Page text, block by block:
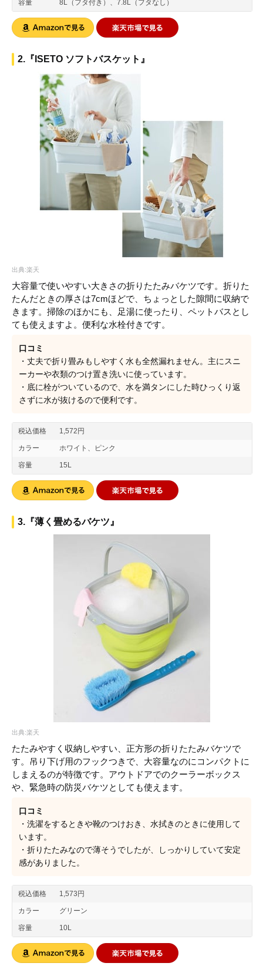
容量 8L（フタ付き）、7.8L（フタなし）
2.『ISETO ソフトバスケット』
出典:楽天
大容量で使いやすい大きさの折りたたみバケツです。折りた
たんだときの厚さは7cmほどで、ちょっとした隙間に収納で
きます。掃除のほかにも、足湯に使ったり、ペットバスとし
ても使えますよ。便利な水栓付きです。
口コミ
・丈夫で折り畳みもしやすく水も全然漏れません。主にスニ
ーカーや衣類のつけ置き洗いに使っています。
・底に栓がついているので、水を満タンにした時ひっくり返
さずに水が抜けるので便利です。
税込価格 1,572円
カラー ホワイト、ピンク
容量 15L
3.『薄く畳めるバケツ』
出典:楽天
たたみやすく収納しやすい、正方形の折りたたみバケツで
す。吊り下げ用のフックつきで、大容量なのにコンパクトに
しまえるのが特徴です。アウトドアでのクーラーボックス
や、緊急時の防災バケツとしても使えます。
口コミ
・洗濯をするときや靴のつけおき、水拭きのときに使用して
います。
・折りたたみなので薄そうでしたが、しっかりしていて安定
感がありました。
税込価格 1,573円
カラー グリーン
容量 10L